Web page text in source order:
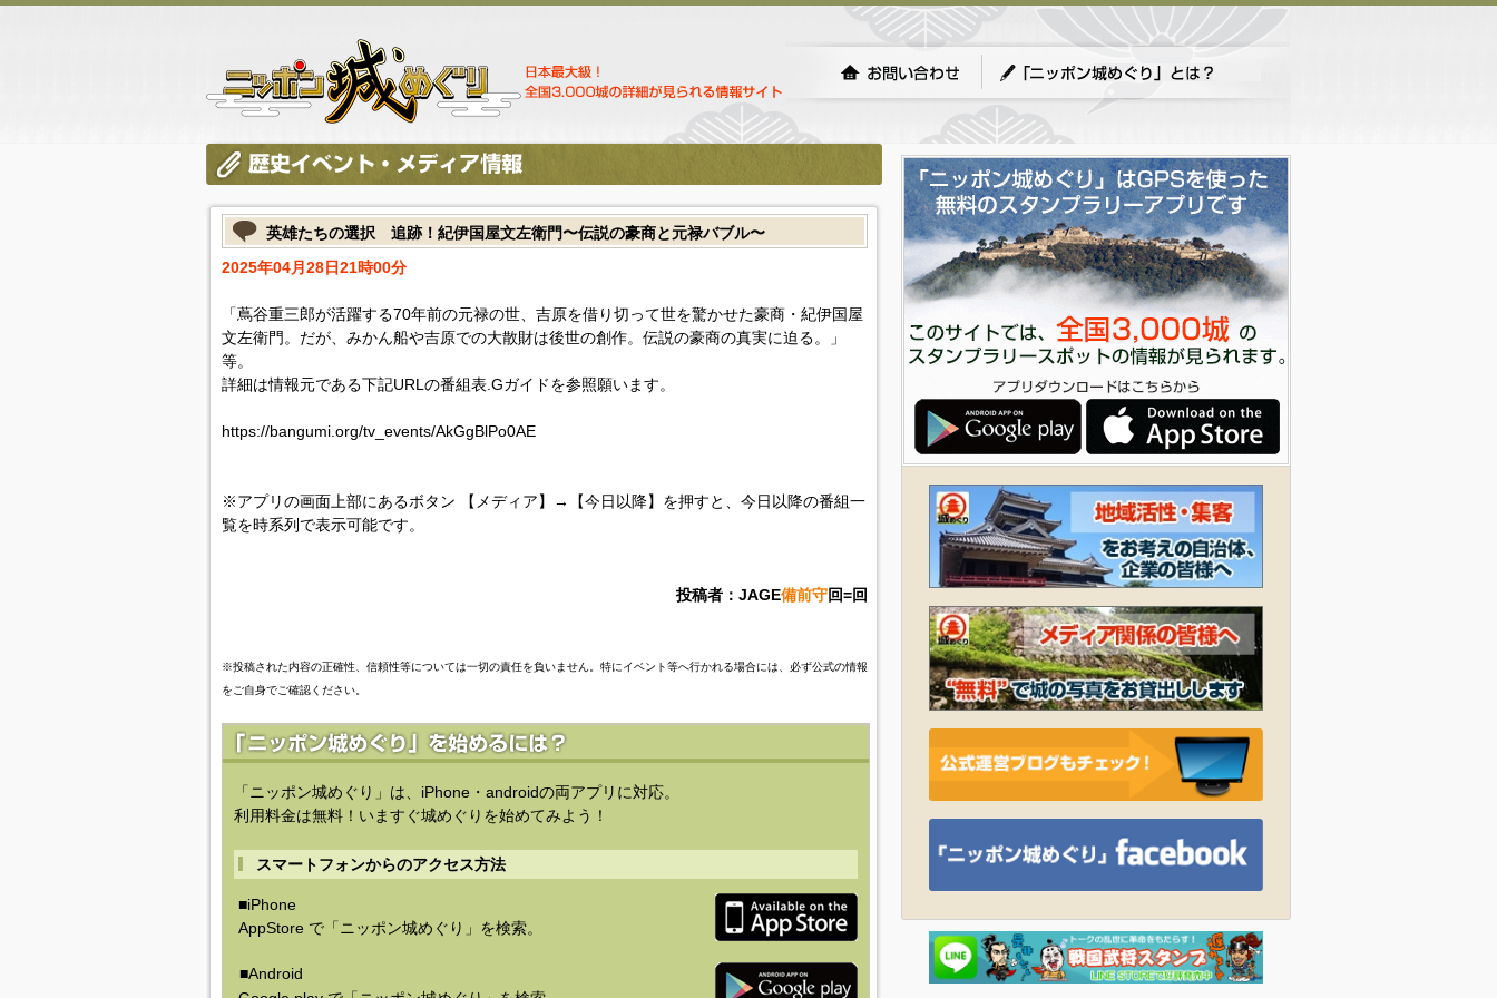
英雄たちの選択 追跡！紀伊国屋文左衛門〜伝説の豪商と元禄バブル〜
2025年04月28日21時00分
「蔦谷重三郎が活躍する70年前の元禄の世、吉原を借り切って世を驚かせた豪商・紀伊国屋
文左衛門。だが、みかん船や吉原での大散財は後世の創作。伝説の豪商の真実に迫る。」
等。
詳細は情報元である下記URLの番組表.Gガイドを参照願います。
https://bangumi.org/tv_events/AkGgBlPo0AE
※アプリの画面上部にあるボタン 【メディア】→【今日以降】を押すと、今日以降の番組一
覧を時系列で表示可能です。
投稿者：JAGE備前守回=回
※投稿された内容の正確性、信頼性等については一切の責任を負いません。特にイベント等へ行かれる場合には、必ず公式の情報
をご自身でご確認ください。
「ニッポン城めぐり」は、iPhone・androidの両アプリに対応。
利用料金は無料！いますぐ城めぐりを始めてみよう！
スマートフォンからのアクセス方法
■iPhone
AppStore で「ニッポン城めぐり」を検索。
■Android